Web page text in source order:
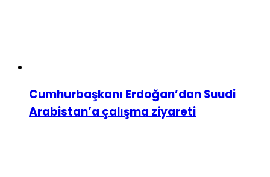
Cumhurbaşkanı Erdoğan’dan Suudi
Arabistan’a çalışma ziyareti